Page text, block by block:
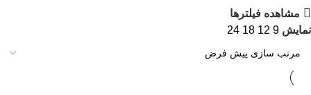
مشاهده فیلترها
نمایش 9
12
18
24